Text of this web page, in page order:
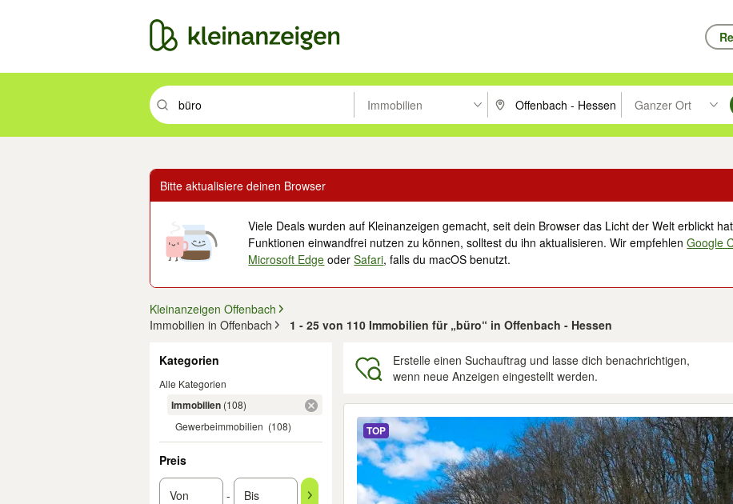
Suchbegriff eingeben. Eingabetaste drücken um zu suchen, oder Vorschläge mit den Pfeiltasten nach oben/unten
Immobilien PLZ oder Ort eingeben. Eingabetaste
Ganzer Ort
Suche im Umkreis
Bitte aktualisiere deinen Browser
Viele Deals wurden auf Kleinanzeigen gemacht, seit dein Browser das Licht der Welt erblickt
Funktionen einwandfrei nutzen zu können, solltest du ihn aktualisieren. Wir empfehlenGoogle
Microsoft Edge oderSafari, falls du macOS benutzt.
Kleinanzeigen Offenbach
Immobilien in Offenbach
1 - 25 von 110 Immobilien für „büro“ in Offenbach - Hessen
Kategorien
Alle Kategorien
Immobilien (108)
Gewerbeimmobilien (108)
Preis
-
Erstelle einen Suchauftrag und lasse dich benachrichtigen,
wenn neue Anzeigen eingestellt werden.
TOP